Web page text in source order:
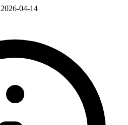
2026-04-14